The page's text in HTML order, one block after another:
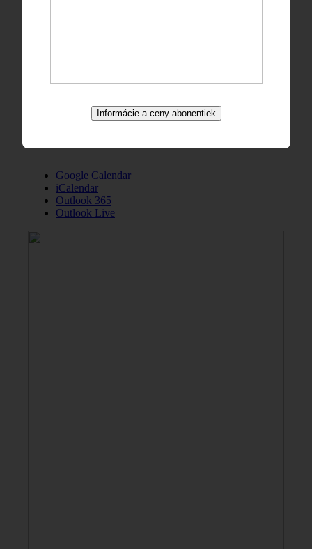
Informácie a ceny abonentiek
Google Calendar
iCalendar
Outlook 365
Outlook Live